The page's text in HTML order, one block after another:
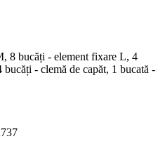
8 bucăți - element fixare L, 4
- clemă de capăt, 1 bucată -